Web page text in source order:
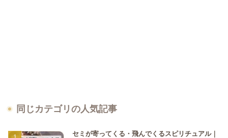
同じカテゴリの人気記事
セミが寄ってくる・飛んでくるスピリチュアル｜